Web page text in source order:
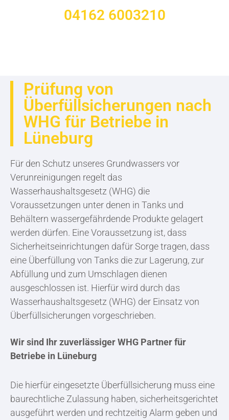
04162 6003210
Prüfung von
Überfüllsicherungen nach
WHG für Betriebe in
Lüneburg
Für den Schutz unseres Grundwassers vor
Verunreinigungen regelt das
Wasserhaushaltsgesetz (WHG) die
Voraussetzungen unter denen in Tanks und
Behältern wassergefährdende Produkte gelagert
werden dürfen. Eine Voraussetzung ist, dass
Sicherheitseinrichtungen dafür Sorge tragen, dass
eine Überfüllung von Tanks die zur Lagerung, zur
Abfüllung und zum Umschlagen dienen
ausgeschlossen ist. Hierfür wird durch das
Wasserhaushaltsgesetz (WHG) der Einsatz von
Überfüllsicherungen vorgeschrieben.
Wir sind Ihr zuverlässiger WHG Partner für
Betriebe in Lüneburg
Die hierfür eingesetzte Überfüllsicherung muss eine
baurechtliche Zulassung haben, sicherheitsgerichtet
ausgeführt werden und rechtzeitig Alarm geben und